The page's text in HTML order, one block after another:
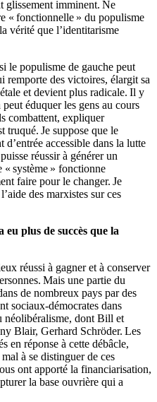
glissement imminent. Ne
« fonctionnelle » du populisme
vérité que l’identitarisme
le populisme de gauche peut
remporte des victoires, élargit sa
et devient plus radicale. Il y
éduquer les gens au cours
combattent, expliquer
truqué. Je suppose que le
accessible dans la lutte
réussir à générer un
système » fonctionne
faire pour le changer. Je
des marxistes sur ces
plus de succès que la
réussi à gagner et à conserver
Mais une partie du
de nombreux pays par des
sociaux-démocrates dans
néolibéralisme, dont Bill et
Blair, Gerhard Schröder. Les
en réponse à cette débâcle,
à se distinguer de ces
ont apporté la financiarisation,
la base ouvrière qui a